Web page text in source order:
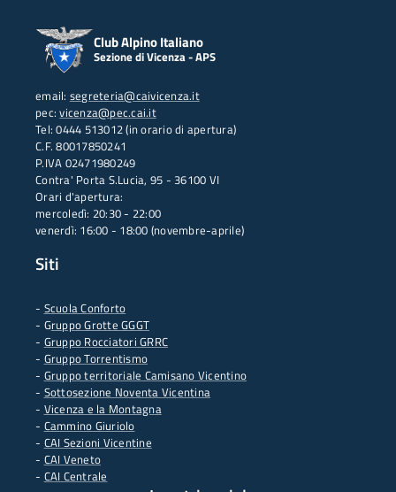
Club Alpino Italiano
Sezione di Vicenza - APS
email: segreteria@caivicenza.it
pec:vicenza@pec.cai.it
Tel: 0444 513012 (in orario di apertura)
C.F. 80017850241
P.IVA 02471980249
Contra' Porta S.Lucia, 95 - 36100 VI
Orari d'apertura:
mercoledì: 20:30 - 22:00
venerdì: 16:00 - 18:00 (novembre-aprile)
Siti
- Scuola Conforto
- Gruppo Grotte GGGT
- Gruppo Rocciatori GRRC
- Gruppo Torrentismo
- Gruppo territoriale Camisano Vicentino
- Sottosezione Noventa Vicentina
- Vicenza e la Montagna
- Cammino Giuriolo
- CAI Sezioni Vicentine
- CAI Veneto
- CAI Centrale